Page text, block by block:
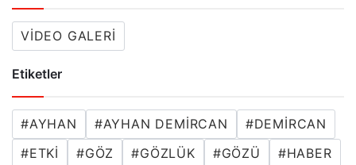
VIDEO GALERI
Etiketler
#AYHAN #AYHAN DEMIRCAN #DEMIRCAN
#ETKI #GÖZ #GÖZLÜK #GÖZÜ #HABER